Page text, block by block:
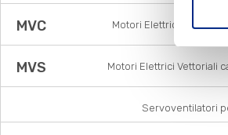
MVC Motori Elettrici Vettoriali
MVS Motori Elettrici Vettoriali
Servoventilatori